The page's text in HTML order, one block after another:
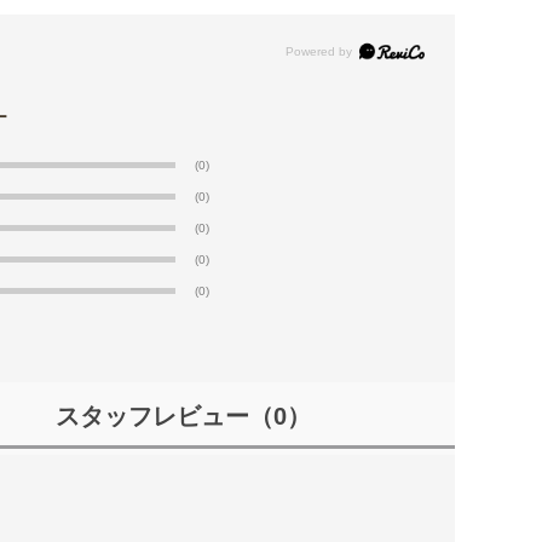
(0)
(0)
(0)
(0)
(0)
スタッフレビュー （0）